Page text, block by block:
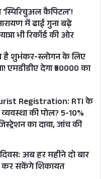
‘स्पिरिचुअल कैपिटल’!
में ढाई गुना बढ़े
भी रिकॉर्ड की ओर
शुभंकर-स्लोगन के लिए
एमडीडीए देगा ₹50000 का
Registration: RTI के
की पोल? 5-10%
का दावा, जांच की
अब हर महीने दो बार
सकेंगे शिकायत